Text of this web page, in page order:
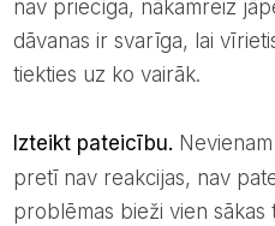
nav priecīga, nākamreiz
dāvanas ir svarīga, lai
tiekties uz ko vairāk.
Izteikt pateicību.
pretī nav reakcijas, nav
problēmas bieži vien sākas